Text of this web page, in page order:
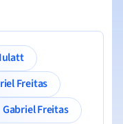
Hulatt
Freitas
Gabriel Freitas